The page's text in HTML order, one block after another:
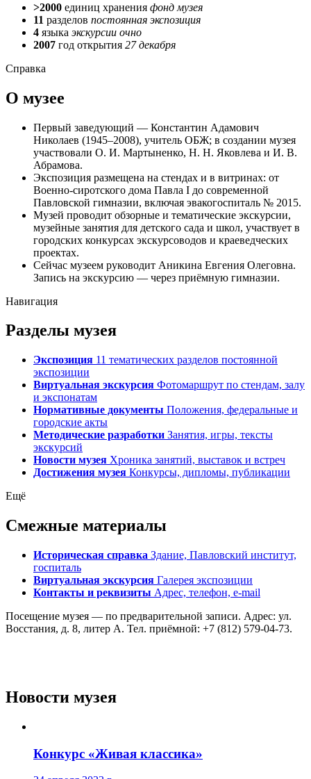
>2000 единиц хранения фонд музея
11 разделов постоянная экспозиция
4 языка экскурсии очно
2007 год открытия 27 декабря
Справка
О музее
Первый заведующий — Константин Адамович
Николаев (1945–2008), учитель ОБЖ; в создании музея
участвовали О. И. Мартыненко, Н. Н. Яковлева и И. В.
Абрамова.
Экспозиция размещена на стендах и в витринах: от
Военно-сиротского дома Павла I до современной
Павловской гимназии, включая эвакогоспиталь № 2015.
Музей проводит обзорные и тематические экскурсии,
музейные занятия для детского сада и школ, участвует в
городских конкурсах экскурсоводов и краеведческих
проектах.
Сейчас музеем руководит Аникина Евгения Олеговна.
Запись на экскурсию — через приёмную гимназии.
Навигация
Разделы музея
Экспозиция 11 тематических разделов постоянной
экспозиции
Виртуальная экскурсия Фотомаршрут по стендам, залу
и экспонатам
Нормативные документы Положения, федеральные и
городские акты
Методические разработки Занятия, игры, тексты
экскурсий
Новости музея Хроника занятий, выставок и встреч
Достижения музея Конкурсы, дипломы, публикации
Ещё
Смежные материалы
Историческая справка Здание, Павловский институт,
госпиталь
Виртуальная экскурсия Галерея экспозиции
Контакты и реквизиты Адрес, телефон, e-mail
Посещение музея — по предварительной записи. Адрес: ул.
Восстания, д. 8, литер А. Тел. приёмной: +7 (812) 579-04-73.
Новости музея
Конкурс «Живая классика»